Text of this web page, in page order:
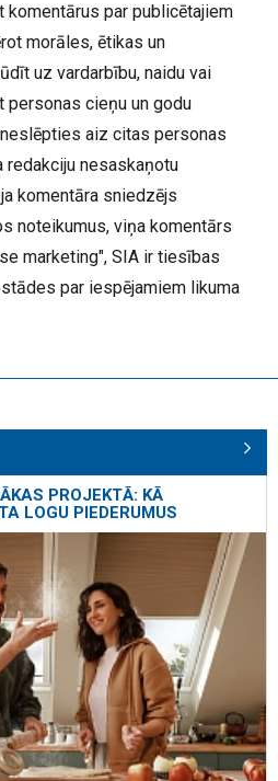
par publicētajiem
morāles, ētikas un
uz vardarbību, naidu vai
cieņu un godu
aiz citas personas
redakciju nesaskaņotu
komentāra sniedzējs
noteikumus, viņa komentārs
marketing", SIA ir tiesības
par iespējamiem likuma
PROJEKTĀ: KĀ
LOGU PIEDERUMUS